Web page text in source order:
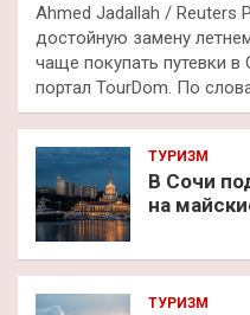
Ahmed Jadallah / Reuters
достойную замену
чаще покупать путевки
портал TourDom. По
ТУРИЗМ
В Сочи
на
ТУРИЗМ